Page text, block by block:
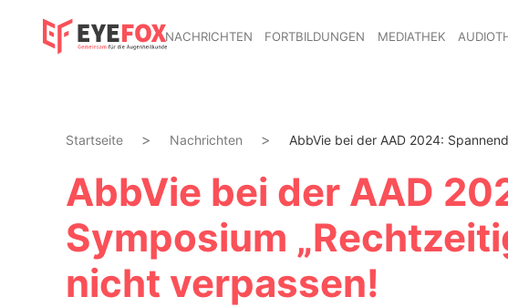
NACHRICHTEN FORTBILDUNGEN MEDIATHEK
Startseite Nachrichten AbbVie bei der AAD 2024:
AbbVie bei der AAD
Symposium
nicht verpassen!